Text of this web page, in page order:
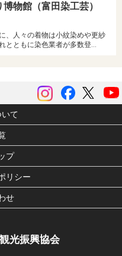
博物館（富田染工芸）
、人々の着物は小紋染めや更紗
とともに染色業者が多数登…
ツイ
Facebook
instagram
て
プ
リシー
せ
光振興協会